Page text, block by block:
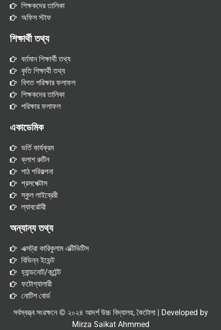
শিক্ষকদের তালিকা
অফিস স্টাফ
শিক্ষার্থী তথ্য
বর্তমান শিক্ষার্থী তথ্য
কৃতি শিক্ষার্থী তথ্য
বিগত পরিক্ষার ফলাফল
শিক্ষকদের তালিকা
পরিক্ষার ফলাফল
একাডেমিক
ভর্তি কার্যক্রম
ক্লাশ রুটিন
পাঠ পরিকল্পনা
প্রসপেক্টাস
স্কুল লাইব্রেরী
ল্যাবরেটরী
অন্যান্য তথ্য
এক্সট্রা কারিকুলাম এক্টিভিটিস
বিভিন্ন ইভেন্ট
হ্যান্ডনোট/কন্টেন্ট
ফটোগ্যালারী
নোটিশ বোর্ড
সর্বস্বত্ত্ব সংরক্ষনে © ২০২৪ আদর্শ উচ্চ বিদ্যালয়, কৈটোলা | Developed by
Mirza Saikat Ahmmed